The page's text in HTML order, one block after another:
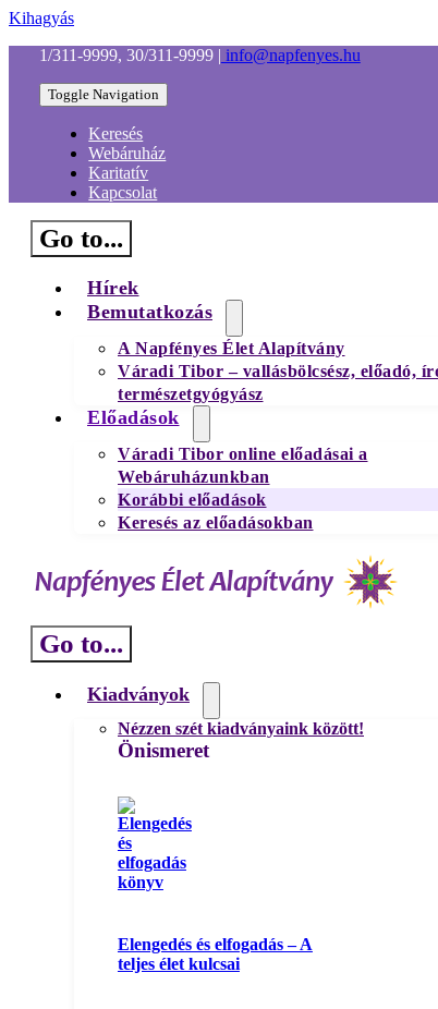
Kihagyás
1/311-9999, 30/311-9999 | info@napfenyes.hu
Toggle Navigation
Keresés
Webáruház
Karitatív
Kapcsolat
Go to...
Hírek
Bemutatkozás
A Napfényes Élet Alapítvány
Váradi Tibor – vallásbölcsész, előadó,
természetgyógyász
Előadások
Váradi Tibor online előadásai a
Webáruházunkban
Korábbi előadások
Keresés az előadásokban
Go to...
Kiadványok
Nézzen szét kiadványaink között!
Önismeret
Elengedés és elfogadás – A
teljes élet kulcsai